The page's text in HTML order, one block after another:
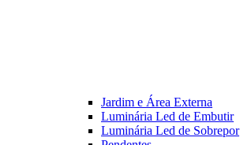
Jardim e Área Externa
Luminária Led de Embutir
Luminária Led de Sobrepor